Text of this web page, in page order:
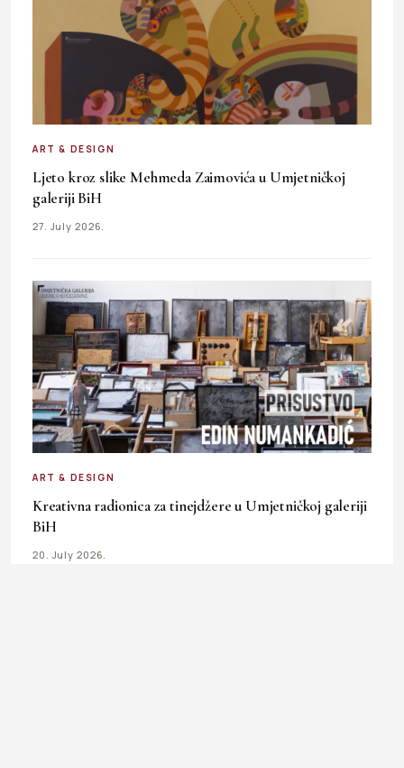
ART & DESIGN
Ljeto kroz slike Mehmeda Zaimovića u Umjetničkoj
galeriji BiH
27. July 2026.
ART & DESIGN
Kreativna radionica za tinejdžere u Umjetničkoj galeriji
BiH
20. July 2026.